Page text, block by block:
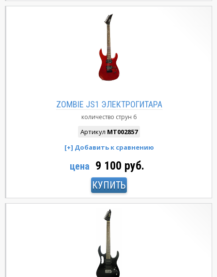
ZOMBIE JS1 ЭЛЕКТРОГИТАРА
количество струн 6
Артикул MT002857
цена 9 100 руб.
КУПИТЬ